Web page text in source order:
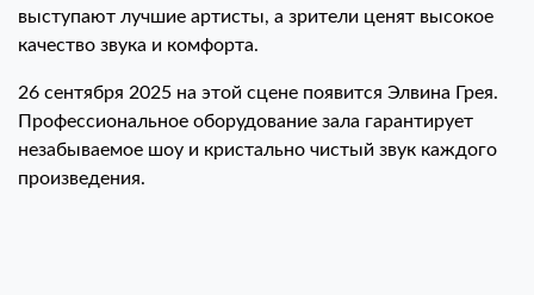
выступают лучшие артисты, а зрители ценят высокое
качество звука и комфорта.
26 сентября 2025 на этой сцене появится Элвина Грея.
Профессиональное оборудование зала гарантирует
незабываемое шоу и кристально чистый звук каждого
произведения.